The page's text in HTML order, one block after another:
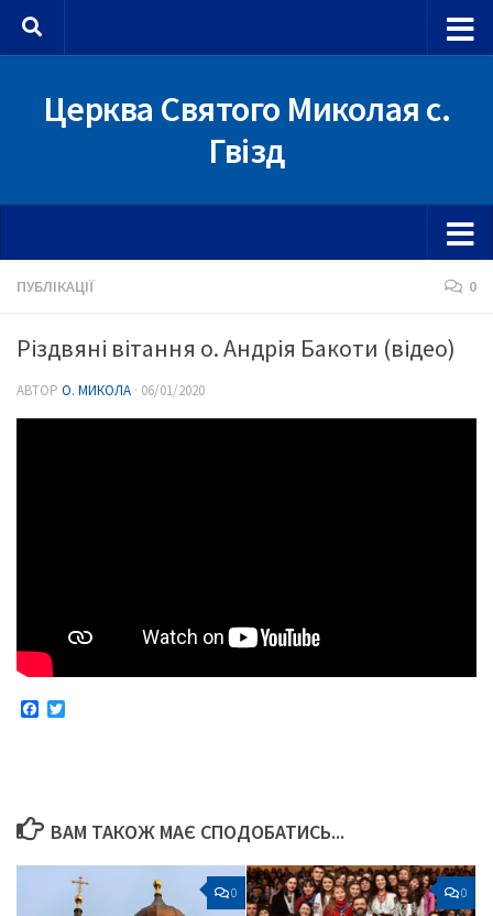
Skip to content
Церква Святого Миколая с.
Гвізд
ПУБЛІКАЦІЇ 0
Різдвяні вітання о. Андрія Бакоти (відео)
АВТОР О. МИКОЛА · 06/01/2020
Facebook
ВАМ ТАКОЖ МАЄ СПОДОБАТИСЬ...
0 0